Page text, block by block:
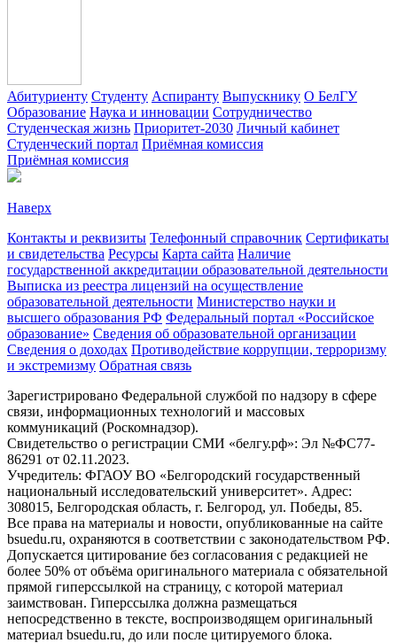
Абитуриенту Студенту Аспиранту Выпускнику О БелГУ
Образование Наука и инновации Сотрудничество
Студенческая жизнь Приоритет-2030 Личный кабинет
Студенческий портал Приёмная комиссия
Приёмная комиссия
Наверх
Контакты и реквизиты Телефонный справочник Сертификаты
и свидетельства Ресурсы Карта сайта Наличие
государственной аккредитации образовательной деятельности
Выписка из реестра лицензий на осуществление
образовательной деятельности Министерствo науки и
высшего образования РФ Федеральный портал «Российское
образование» Сведения об образовательной организации
Сведения о доходах Противодействие коррупции, терроризму
и экстремизму Обратная связь
Зарегистрировано Федеральной службой по надзору в сфере
связи, информационных технологий и массовых
коммуникаций (Роскомнадзор).
Свидетельство о регистрации СМИ «белгу.рф»: Эл №ФС77-
86291 от 02.11.2023.
Учредитель: ФГАОУ ВО «Белгородский государственный
национальный исследовательский университет». Адрес:
308015, Белгородская область, г. Белгород, ул. Победы, 85.
Все права на материалы и новости, опубликованные на сайте
bsuedu.ru, охраняются в соответствии с законодательством РФ.
Допускается цитирование без согласования с редакцией не
более 50% от объёма оригинального материала с обязательной
прямой гиперссылкой на страницу, с которой материал
заимствован. Гиперссылка должна размещаться
непосредственно в тексте, воспроизводящем оригинальный
материал bsuedu.ru, до или после цитируемого блока.